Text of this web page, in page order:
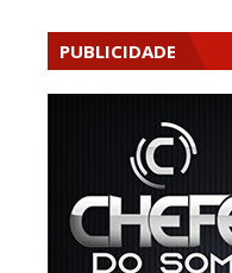
PUBLICIDADE